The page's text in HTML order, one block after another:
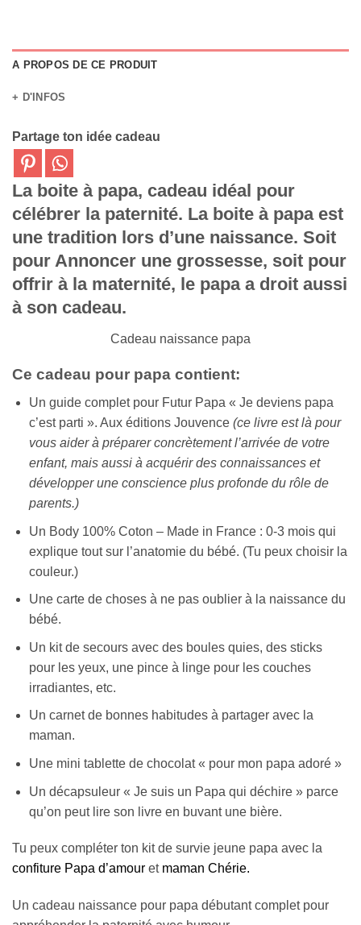
A PROPOS DE CE PRODUIT
+ D'INFOS
Partage ton idée cadeau
La boite à papa, cadeau idéal pour
célébrer la paternité. La boite à papa est
une tradition lors d’une naissance. Soit
pour Annoncer une grossesse, soit pour
offrir à la maternité, le papa a droit aussi
à son cadeau.
Cadeau naissance papa
Ce cadeau pour papa contient:
Un guide complet pour Futur Papa « Je deviens papa
c’est parti ». Aux éditions Jouvence (ce livre est là pour
vous aider à préparer concrètement l’arrivée de votre
enfant, mais aussi à acquérir des connaissances et
développer une conscience plus profonde du rôle de
parents.)
Un Body 100% Coton – Made in France : 0-3 mois qui
explique tout sur l’anatomie du bébé. (Tu peux choisir la
couleur.)
Une carte de choses à ne pas oublier à la naissance du
bébé.
Un kit de secours avec des boules quies, des sticks
pour les yeux, une pince à linge pour les couches
irradiantes, etc.
Un carnet de bonnes habitudes à partager avec la
maman.
Une mini tablette de chocolat « pour mon papa adoré »
Un décapsuleur « Je suis un Papa qui déchire » parce
qu’on peut lire son livre en buvant une bière.
Tu peux compléter ton kit de survie jeune papa avec la
confiture Papa d’amour et maman Chérie.
Un cadeau naissance pour papa débutant complet pour